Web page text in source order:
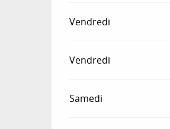
Vendredi
Vendredi
Samedi